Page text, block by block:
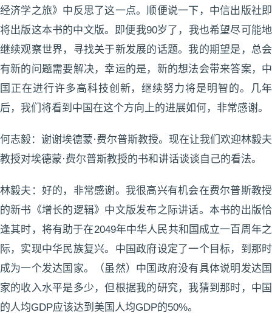
经济学之旅》中反思了这一点。顺便说一下，中信出版社即
将出版这本书的中文版。即便我90岁了，我也希望尽可能地
继续观察世界，寻找关于新发展的话题。我的期望是，总会
有新的问题需要解决，幸运的是，新的想法会带来答案，中
国正在进行许多高科技创新，继续努力将是明智的。几年
后，我们将看到中国在这个方向上的进展如何，非常感谢。
何志毅：谢谢埃德蒙·费尔普斯教授。现在让我们欢迎林毅夫
教授对埃德蒙·费尔普斯教授的书和讲话谈谈自己的看法。
林毅夫：好的，非常感谢。我很高兴有机会在费尔普斯教授
的新书《增长的逻辑》中文版发布之际讲话。本书的出版恰
逢其时，将有助于在2049年中华人民共和国成立一百周年之
际，实现中华民族复兴。中国政府设定了一个目标，到那时
成为一个发达国家。（虽然）中国政府没有具体说明发达国
家的收入水平是多少，但根据我的研究，我猜到那时，中国
的人均GDP应该达到美国人均GDP的50%。